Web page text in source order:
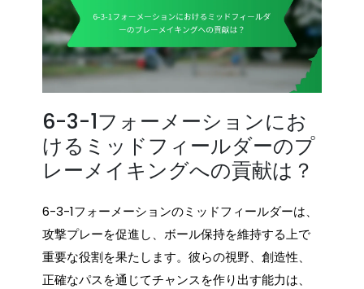
6-3-1フォーメーションにお
けるミッドフィールダーのプ
レーメイキングへの貢献は？
6-3-1フォーメーションのミッドフィールダーは、
攻撃プレーを促進し、ボール保持を維持する上で
重要な役割を果たします。彼らの視野、創造性、
正確なパスを通じてチャンスを作り出す能力は、